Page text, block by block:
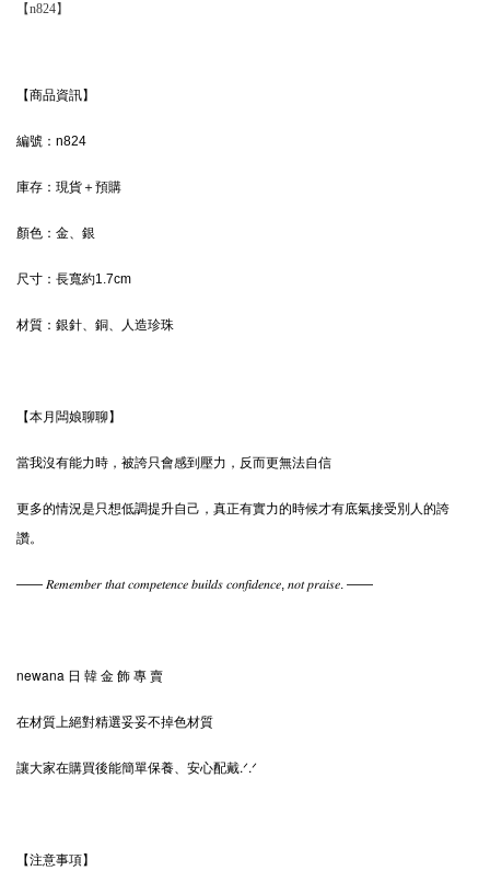
【n824】
【商品資訊】
編號：n824
庫存：現貨＋預購
顏色： 金、銀
尺寸： 長寬約1.7cm
材質： 銀針、銅、人造珍珠
【本月闆娘聊聊】
當我沒有能力時，被誇只會感到壓力，反而更無法自信
更多的情況是只想低調提升自己，真正有實力的時候才有底氣接受別人的誇
讚。
—— 𝑅𝑒𝑚𝑒𝑚𝑏𝑒𝑟 𝑡ℎ𝑎𝑡 𝑐𝑜𝑚𝑝𝑒𝑡𝑒𝑛𝑐𝑒 𝑏𝑢𝑖𝑙𝑑𝑠 𝑐𝑜𝑛𝑓𝑖𝑑𝑒𝑛𝑐𝑒, 𝑛𝑜𝑡 𝑝𝑟𝑎𝑖𝑠𝑒. ——
newana 日 韓 金 飾 專 賣
在材質上絕對精選妥妥不掉色材質
讓大家在購買後能簡單保養、安心配戴.ᐟ‪‪‪.ᐟ
【注意事項】